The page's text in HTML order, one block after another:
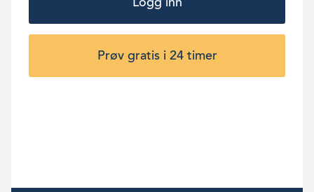
Prøv gratis i 24 timer